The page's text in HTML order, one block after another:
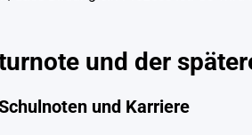
und der
und Karriere